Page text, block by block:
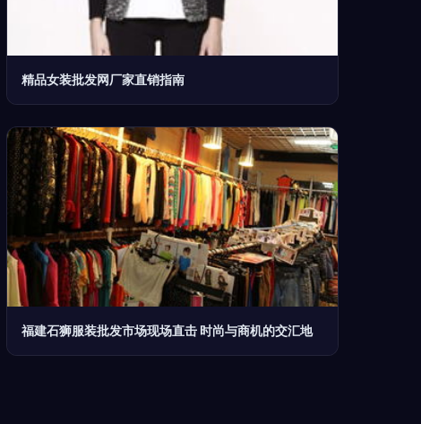
精品女装批发网厂家直销指南
福建石狮服装批发市场现场直击 时尚与商机的交汇地